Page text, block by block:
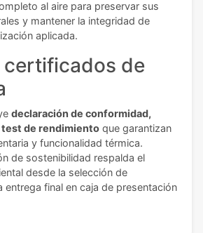
al aire para preservar sus
y mantener la integridad de
aplicada.
certificados de
declaración de conformidad,
de rendimiento que garantizan
y funcionalidad térmica.
de sostenibilidad respalda el
desde la selección de
entrega final en caja de presentación